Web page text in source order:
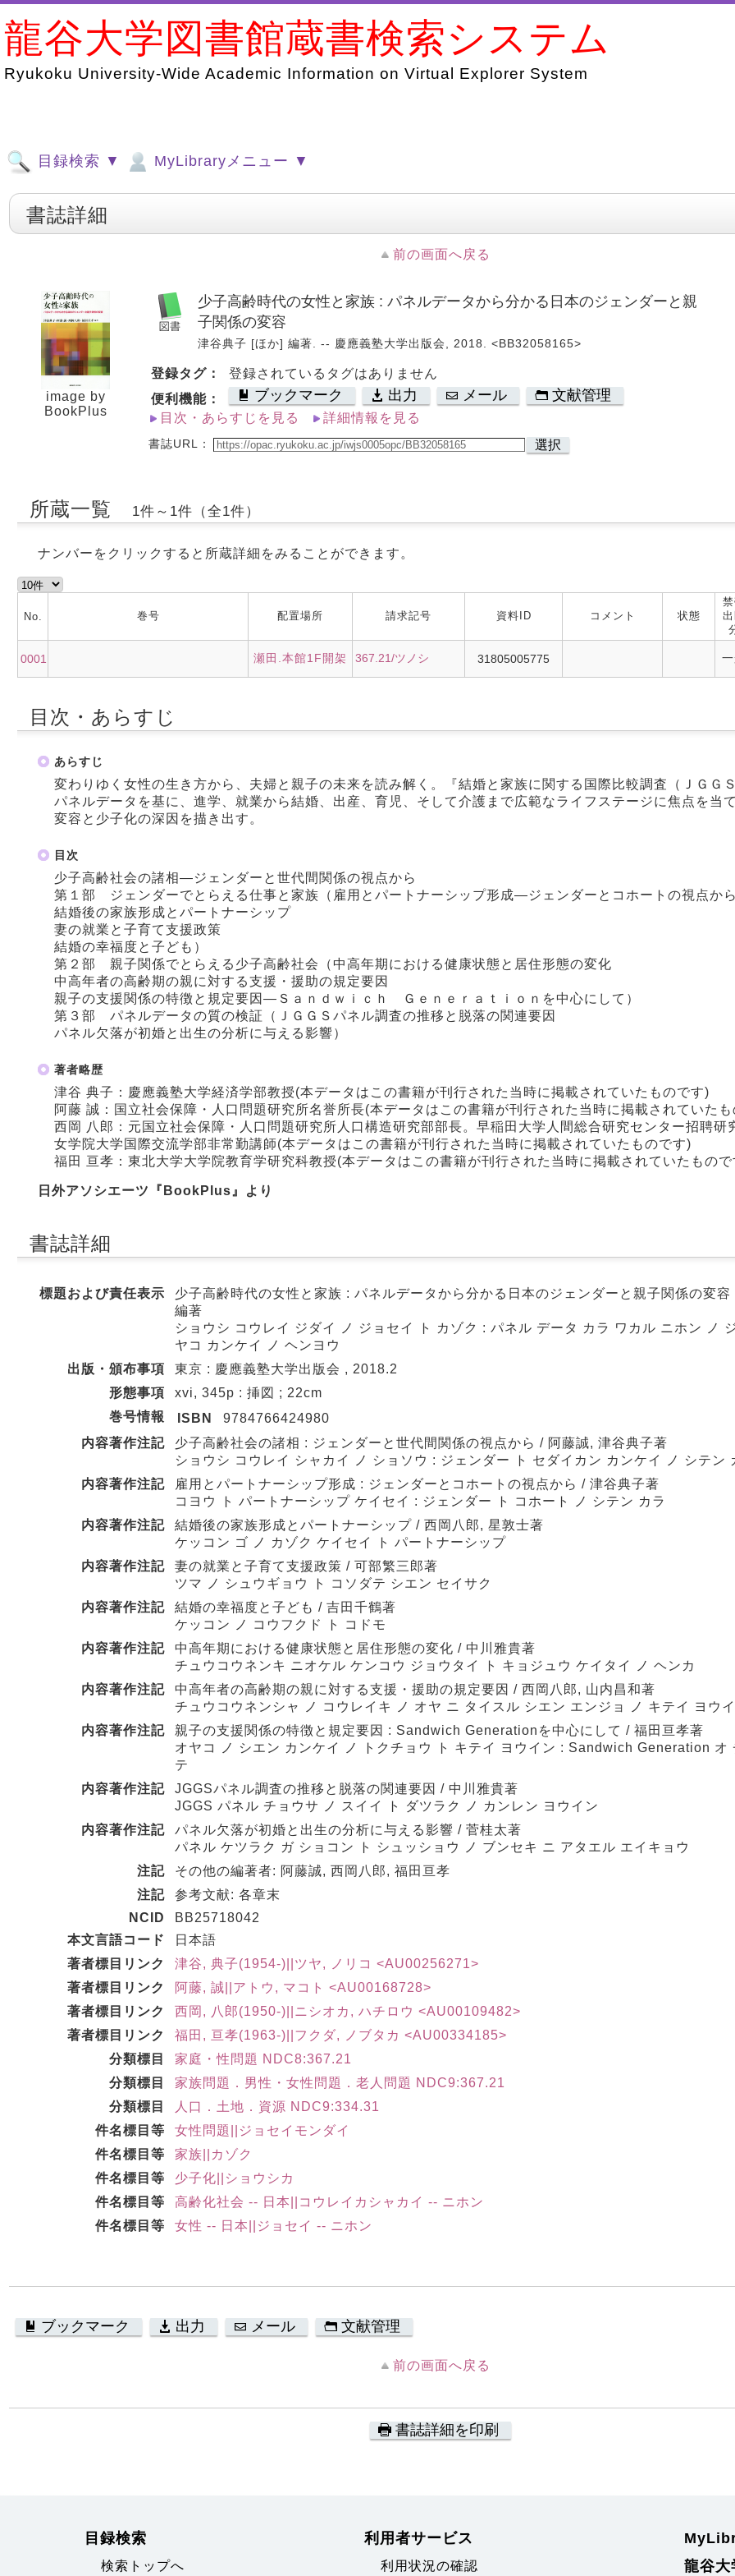
龍谷大学図書館蔵書検索システム
Ryukoku University-Wide Academic Information on Virtual Explorer System
目録検索 ▼ MyLibraryメニュー ▼
書誌詳細
前の画面へ戻る
image by
BookPlus
少子高齢時代の女性と家族 : パネルデータから分かる日本のジェンダーと親
子関係の変容
津谷典子 [ほか] 編著. -- 慶應義塾大学出版会, 2018. <BB32058165>
登録タグ：
登録されているタグはありません
便利機能：
ブックマーク 出力 メール 文献管理
目次・あらすじを見る 詳細情報を見る
書誌URL： 選択
所蔵一覧 1件～1件（全1件）
ナンバーをクリックすると所蔵詳細をみることができます。
No. 巻号 配置場所 請求記号 資料ID コメント 状態
0001 瀬田.本館1F開架 367.21/ツノシ 31805005775
目次・あらすじ
あらすじ
変わりゆく女性の生き方から、夫婦と親子の未来を読み解く。『結婚と家族に関する国際比較調査（ＪＧＧ
パネルデータを基に、進学、就業から結婚、出産、育児、そして介護まで広範なライフステージに焦点を当
変容と少子化の深因を描き出す。
目次
少子高齢社会の諸相―ジェンダーと世代間関係の視点から
第１部 ジェンダーでとらえる仕事と家族（雇用とパートナーシップ形成―ジェンダーとコホートの視点から
結婚後の家族形成とパートナーシップ
妻の就業と子育て支援政策
結婚の幸福度と子ども）
第２部 親子関係でとらえる少子高齢社会（中高年期における健康状態と居住形態の変化
中高年者の高齢期の親に対する支援・援助の規定要因
親子の支援関係の特徴と規定要因―Ｓａｎｄｗｉｃｈ Ｇｅｎｅｒａｔｉｏｎを中心にして）
第３部 パネルデータの質の検証（ＪＧＧＳパネル調査の推移と脱落の関連要因
パネル欠落が初婚と出生の分析に与える影響）
著者略歴
津谷 典子：慶應義塾大学経済学部教授(本データはこの書籍が刊行された当時に掲載されていたものです)
阿藤 誠：国立社会保障・人口問題研究所名誉所長(本データはこの書籍が刊行された当時に掲載されていた
西岡 八郎：元国立社会保障・人口問題研究所人口構造研究部部長。早稲田大学人間総合研究センター招聘研
女学院大学国際交流学部非常勤講師(本データはこの書籍が刊行された当時に掲載されていたものです)
福田 亘孝：東北大学大学院教育学研究科教授(本データはこの書籍が刊行された当時に掲載されていたもので
日外アソシエーツ『BookPlus』より
書誌詳細
標題および責任表示
少子高齢時代の女性と家族 : パネルデータから分かる日本のジェンダーと親子関係の変容
編著
ショウシ コウレイ ジダイ ノ ジョセイ ト カゾク : パネル データ カラ ワカル ニホン ノ
ヤコ カンケイ ノ ヘンヨウ
出版・頒布事項
東京 : 慶應義塾大学出版会 , 2018.2
形態事項
xvi, 345p : 挿図 ; 22cm
巻号情報
ISBN
9784766424980
内容著作注記
少子高齢社会の諸相 : ジェンダーと世代間関係の視点から / 阿藤誠, 津谷典子著
ショウシ コウレイ シャカイ ノ ショソウ : ジェンダー ト セダイカン カンケイ ノ シテン
内容著作注記
雇用とパートナーシップ形成 : ジェンダーとコホートの視点から / 津谷典子著
コヨウ ト パートナーシップ ケイセイ : ジェンダー ト コホート ノ シテン カラ
内容著作注記
結婚後の家族形成とパートナーシップ / 西岡八郎, 星敦士著
ケッコン ゴ ノ カゾク ケイセイ ト パートナーシップ
内容著作注記
妻の就業と子育て支援政策 / 可部繁三郎著
ツマ ノ シュウギョウ ト コソダテ シエン セイサク
内容著作注記
結婚の幸福度と子ども / 吉田千鶴著
ケッコン ノ コウフクド ト コドモ
内容著作注記
中高年期における健康状態と居住形態の変化 / 中川雅貴著
チュウコウネンキ ニオケル ケンコウ ジョウタイ ト キョジュウ ケイタイ ノ ヘンカ
内容著作注記
中高年者の高齢期の親に対する支援・援助の規定要因 / 西岡八郎, 山内昌和著
チュウコウネンシャ ノ コウレイキ ノ オヤ ニ タイスル シエン エンジョ ノ キテイ ヨウ
内容著作注記
親子の支援関係の特徴と規定要因 : Sandwich Generationを中心にして / 福田亘孝著
オヤコ ノ シエン カンケイ ノ トクチョウ ト キテイ ヨウイン : Sandwich Generation オ
テ
内容著作注記
JGGSパネル調査の推移と脱落の関連要因 / 中川雅貴著
JGGS パネル チョウサ ノ スイイ ト ダツラク ノ カンレン ヨウイン
内容著作注記
パネル欠落が初婚と出生の分析に与える影響 / 菅桂太著
パネル ケツラク ガ ショコン ト シュッショウ ノ ブンセキ ニ アタエル エイキョウ
注記
その他の編著者: 阿藤誠, 西岡八郎, 福田亘孝
注記
参考文献: 各章末
NCID
BB25718042
本文言語コード
日本語
著者標目リンク
津谷, 典子(1954-)||ツヤ, ノリコ <AU00256271>
著者標目リンク
阿藤, 誠||アトウ, マコト <AU00168728>
著者標目リンク
西岡, 八郎(1950-)||ニシオカ, ハチロウ <AU00109482>
著者標目リンク
福田, 亘孝(1963-)||フクダ, ノブタカ <AU00334185>
分類標目
家庭・性問題 NDC8:367.21
分類標目
家族問題．男性・女性問題．老人問題 NDC9:367.21
分類標目
人口．土地．資源 NDC9:334.31
件名標目等
女性問題||ジョセイモンダイ
件名標目等
家族||カゾク
件名標目等
少子化||ショウシカ
件名標目等
高齢化社会 -- 日本||コウレイカシャカイ -- ニホン
件名標目等
女性 -- 日本||ジョセイ -- ニホン
ブックマーク 出力 メール 文献管理
前の画面へ戻る
書誌詳細を印刷
目録検索
検索トップへ
利用者サービス
利用状況の確認
龍谷大